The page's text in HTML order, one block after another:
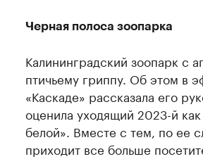
Черная полоса зоопарка
Калининградский зоопарк с
птичьему гриппу. Об этом в
«Каскаде» рассказала его
оценила уходящий 2023-й
белой». Вместе с тем, по ее
приходит все больше